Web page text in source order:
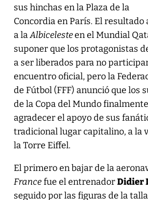
sus hinchas en la Plaza de la
Concordia en París. El
a laAlbicelesteen el Mundial
suponer que los protagonistas
a ser liberados para no
encuentro oficial, pero la
de Fútbol (FFF) anunció que los
de la Copa del Mundo
agradecer el apoyo de sus
tradicional lugar capitalino, a la
la Torre Eiffel.
El primero en bajar de la
Francefue el entrenadorDidier
seguido por las figuras de la